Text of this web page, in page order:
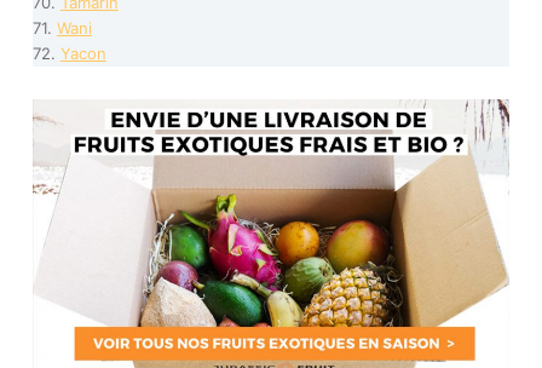
71. Wani
72. Yacon